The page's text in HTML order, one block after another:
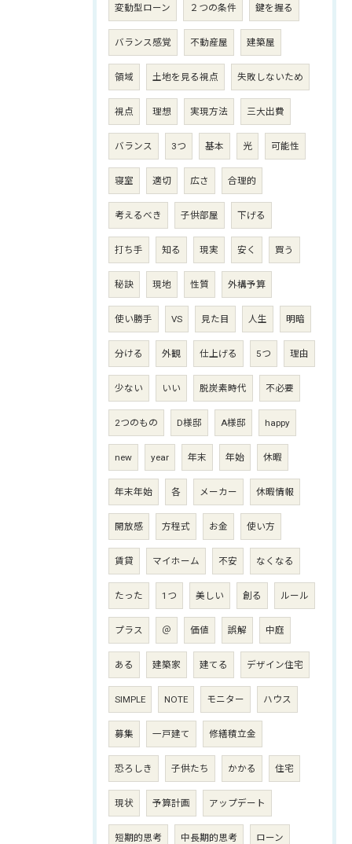
変動型ローン ２つの条件 鍵を握る
バランス感覚 不動産屋 建築屋
領域 土地を見る視点 失敗しないため
視点 理想 実現方法 三大出費
バランス 3つ 基本 光 可能性
寝室 適切 広さ 合理的
考えるべき 子供部屋 下げる
打ち手 知る 現実 安く 買う
秘訣 現地 性質 外構予算
使い勝手 VS 見た目 人生 明暗
分ける 外観 仕上げる 5つ 理由
少ない いい 脱炭素時代 不必要
2つのもの D様邸 A様邸 happy
new year 年末 年始 休暇
年末年始 各 メーカー 休暇情報
開放感 方程式 お金 使い方
賃貸 マイホーム 不安 なくなる
たった 1つ 美しい 創る ルール
プラス ＠ 価値 誤解 中庭
ある 建築家 建てる デザイン住宅
SIMPLE NOTE モニター ハウス
募集 一戸建て 修繕積立金
恐ろしき 子供たち かかる 住宅
現状 予算計画 アップデート
短期的思考 中長期的思考 ローン